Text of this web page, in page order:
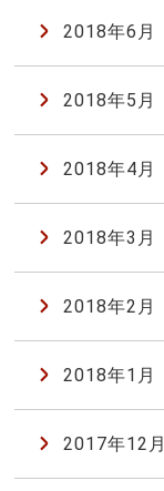
2018年6月
2018年5月
2018年4月
2018年3月
2018年2月
2018年1月
2017年12月